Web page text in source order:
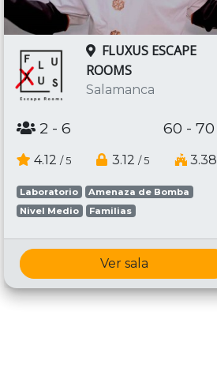
FLUXUS ESCAPE
ROOMS
Salamanca
2 - 6 60 - 70
4.12 / 5 3.12 / 5 3.38
Laboratorio
Amenaza de Bomba
Nivel Medio
Familias
Ver sala